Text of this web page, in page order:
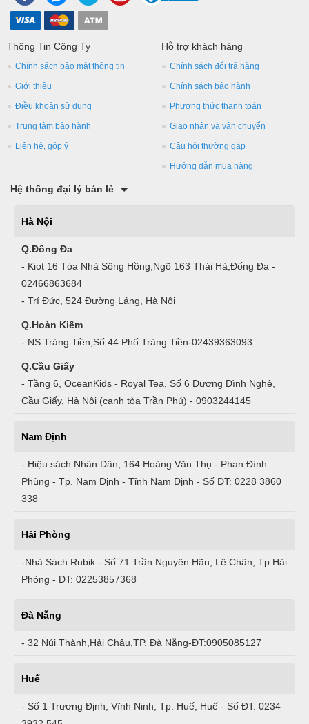
Thông Tin Công Ty
Chính sách bảo mật thông tin
Giới thiệu
Điều khoản sử dụng
Trung tâm bảo hành
Liên hệ, góp ý
Hỗ trợ khách hàng
Chính sách đổi trả hàng
Chính sách bảo hành
Phương thức thanh toán
Giao nhận và vận chuyển
Câu hỏi thường gặp
Hướng dẫn mua hàng
Hệ thống đại lý bán lẻ
Hà Nội
Q.Đống Đa
- Kiot 16 Tòa Nhà Sông Hồng,Ngõ 163 Thái Hà,Đống Đa -
02466863684
- Trí Đức, 524 Đường Láng, Hà Nội
Q.Hoàn Kiếm
- NS Tràng Tiền,Số 44 Phố Tràng Tiền-02439363093
Q.Cầu Giấy
- Tầng 6, OceanKids - Royal Tea, Số 6 Dương Đình Nghệ,
Cầu Giấy, Hà Nội (cạnh tòa Trần Phú) - 0903244145
Nam Định
- Hiệu sách Nhân Dân, 164 Hoàng Văn Thụ - Phan Đình
Phùng - Tp. Nam Định - Tỉnh Nam Định - Số ĐT: 0228 3860
338
Hải Phòng
-Nhà Sách Rubik - Số 71 Trần Nguyên Hãn, Lê Chân, Tp Hải
Phòng - ĐT: 02253857368
Đà Nẵng
- 32 Núi Thành,Hải Châu,TP. Đà Nẵng-ĐT:0905085127
Huế
- Số 1 Trương Định, Vĩnh Ninh, Tp. Huế, Huế - Số ĐT: 0234